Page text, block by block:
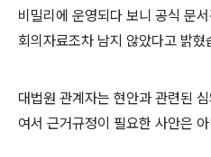
비밀리에 운영되다 보니 공식 문
회의자료조차 남지 않았다고 밝혔
대법원 관계자는 현안과 관련된
여서 근거규정이 필요한 사안은